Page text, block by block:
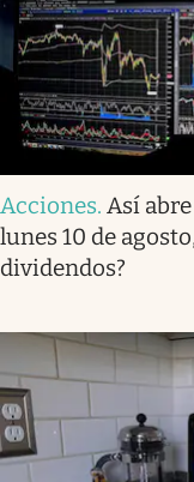
Acciones. Así
lunes 10 de
dividendos?